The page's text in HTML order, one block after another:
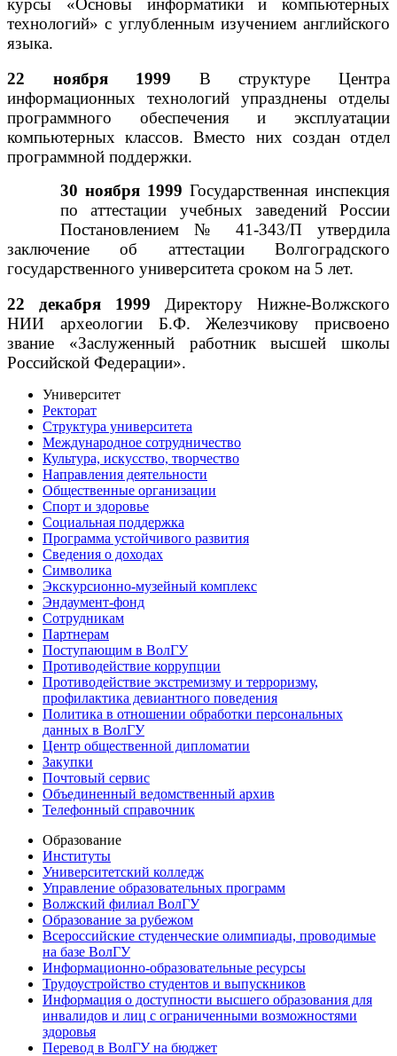
курсы «Основы информатики и компьютерных
технологий» с углубленным изучением английского
языка.
22 ноября 1999 В структуре Центра
информационных технологий упразднены отделы
программного обеспечения и эксплуатации
компьютерных классов. Вместо них создан отдел
программной поддержки.
30 ноября 1999 Государственная инспекция
по аттестации учебных заведений России
Постановлением № 41-343/П утвердила
заключение об аттестации Волгоградского
государственного университета сроком на 5 лет.
22 декабря 1999 Директору Нижне-Волжского
НИИ археологии Б.Ф. Железчикову присвоено
звание «Заслуженный работник высшей школы
Российской Федерации».
Университет
Ректорат
Структура университета
Международное сотрудничество
Культура, искусство, творчество
Направления деятельности
Общественные организации
Спорт и здоровье
Социальная поддержка
Программа устойчивого развития
Сведения о доходах
Символика
Экскурсионно-музейный комплекс
Эндаумент-фонд
Сотрудникам
Партнерам
Поступающим в ВолГУ
Противодействие коррупции
Противодействие экстремизму и терроризму,
профилактика девиантного поведения
Политика в отношении обработки персональных
данных в ВолГУ
Центр общественной дипломатии
Закупки
Почтовый сервис
Объединенный ведомственный архив
Телефонный справочник
Образование
Институты
Университетский колледж
Управление образовательных программ
Волжский филиал ВолГУ
Образование за рубежом
Всероссийские студенческие олимпиады, проводимые
на базе ВолГУ
Информационно-образовательные ресурсы
Трудоустройство студентов и выпускников
Информация о доступности высшего образования для
инвалидов и лиц с ограниченными возможностями
здоровья
Перевод в ВолГУ на бюджет